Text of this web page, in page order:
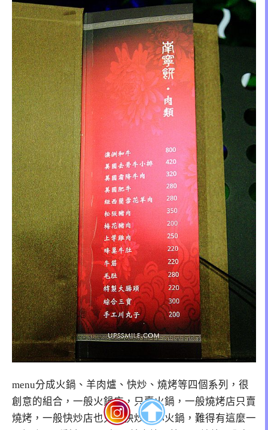
menu分成火鍋、羊肉爐、快炒、燒烤等四個系列，很
創意的組合，一般火鍋店，只賣火鍋，一般燒烤店只賣
燒烤，一般快炒店也只賣快炒＋小火鍋，難得有這麼一